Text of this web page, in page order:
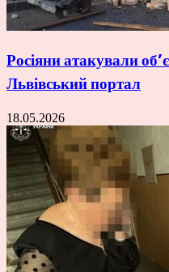
Росіяни атакували
Львівський портал
18.05.2026